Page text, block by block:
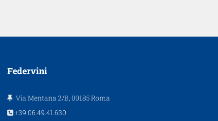
Federvini
Via Mentana 2/B, 00185 Roma
+39.06.49.41.630